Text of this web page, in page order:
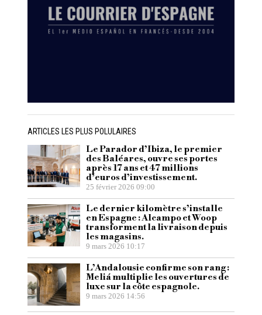
ARTICLES LES PLUS POLULAIRES
Le Parador d’Ibiza, le premier
des Baléares, ouvre ses portes
après 17 ans et 47 millions
d’euros d’investissement.
25 février 2026 09:00
Le dernier kilomètre s’installe
en Espagne : Alcampo et Woop
transforment la livraison depuis
les magasins.
9 mars 2026 10:17
L’Andalousie confirme son rang :
Meliá multiplie les ouvertures de
luxe sur la côte espagnole.
9 mars 2026 14:56